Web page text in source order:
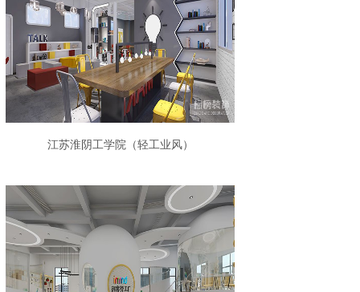
江苏淮阴工学院（轻工业风）